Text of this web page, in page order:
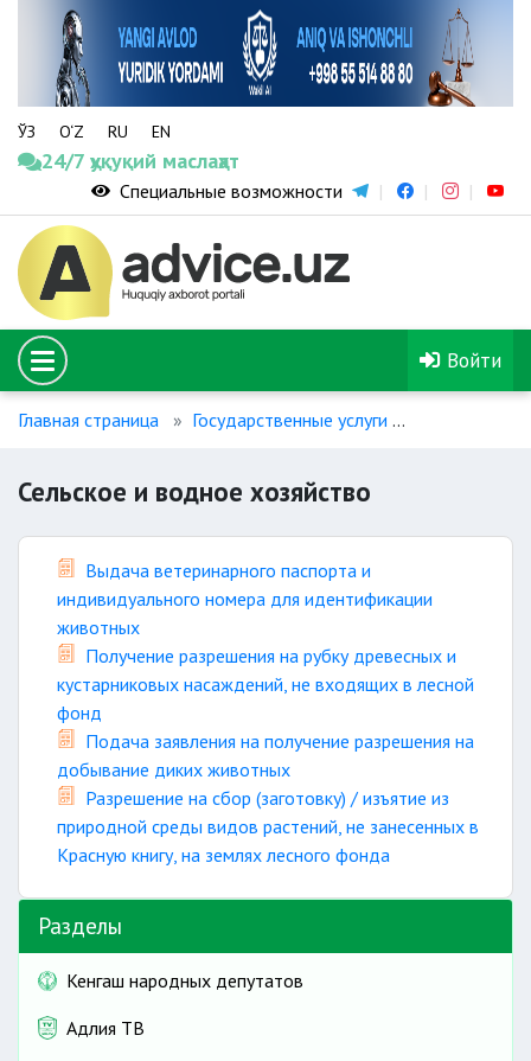
ЎЗ O‘Z RU EN
24/7 ҳуқуқий маслаҳат
Специальные возможности
Войти
Главная страница Государственные услуги
Сельское и водное хозяйство
Выдача ветеринарного паспорта и
индивидуального номера для идентификации
животных
Получение разрешения на рубку древесных и
кустарниковых насаждений, не входящих в лесной
фонд
Подача заявления на получение разрешения на
добывание диких животных
Разрешение на сбор (заготовку) / изъятие из
природной среды видов растений, не занесенных в
Красную книгу, на землях лесного фонда
Разделы
Кенгаш народных депутатов
Адлия ТВ